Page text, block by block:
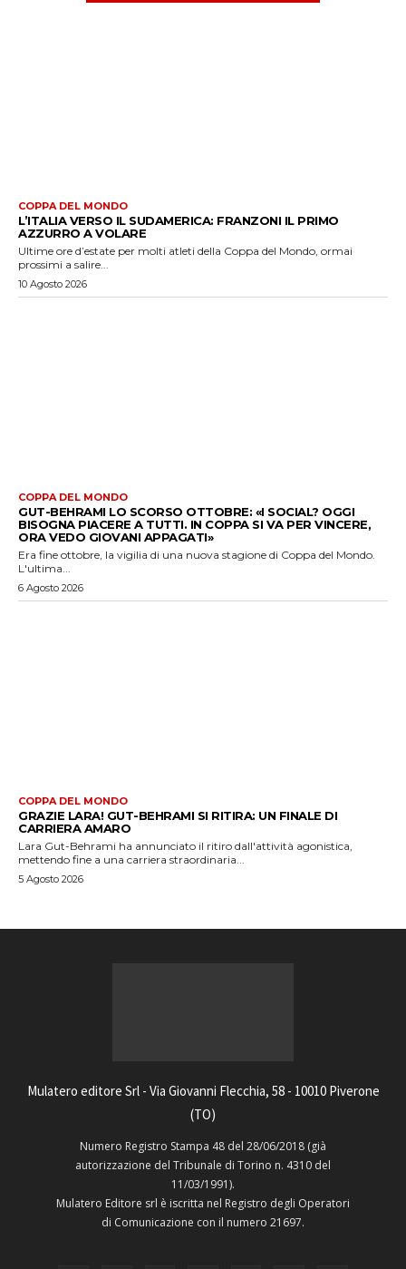
COPPA DEL MONDO
L’ITALIA VERSO IL SUDAMERICA: FRANZONI IL PRIMO
AZZURRO A VOLARE
Ultime ore d’estate per molti atleti della Coppa del Mondo, ormai
prossimi a salire...
10 Agosto 2026
COPPA DEL MONDO
GUT-BEHRAMI LO SCORSO OTTOBRE: «I SOCIAL? OGGI
BISOGNA PIACERE A TUTTI. IN COPPA SI VA PER VINCERE,
ORA VEDO GIOVANI APPAGATI»
Era fine ottobre, la vigilia di una nuova stagione di Coppa del Mondo.
L'ultima...
6 Agosto 2026
COPPA DEL MONDO
GRAZIE LARA! GUT-BEHRAMI SI RITIRA: UN FINALE DI
CARRIERA AMARO
Lara Gut-Behrami ha annunciato il ritiro dall'attività agonistica,
mettendo fine a una carriera straordinaria...
5 Agosto 2026
Mulatero editore Srl - Via Giovanni Flecchia, 58 - 10010 Piverone
(TO)
Numero Registro Stampa 48 del 28/06/2018 (già
autorizzazione del Tribunale di Torino n. 4310 del
11/03/1991).
Mulatero Editore srl è iscritta nel Registro degli Operatori
di Comunicazione con il numero 21697.